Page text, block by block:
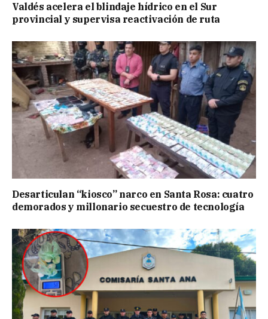
Valdés acelera el blindaje hídrico en el Sur
provincial y supervisa reactivación de ruta
Desarticulan “kiosco” narco en Santa Rosa: cuatro
demorados y millonario secuestro de tecnología